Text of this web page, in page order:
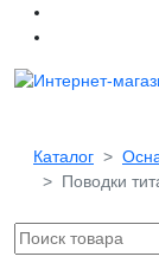
Каталог
Поводки